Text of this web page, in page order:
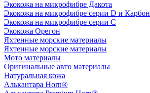
Экокожа на микрофибре Дакота
Экокожа на микрофибре серии D и Карбон
Экокожа на микрофибре серии С
Экокожа Орегон
Яхтенные морские материалы
Яхтенные морские материалы
Мото материалы
Оригинальные авто материалы
Натуральная кожа
Алькантара Horn®